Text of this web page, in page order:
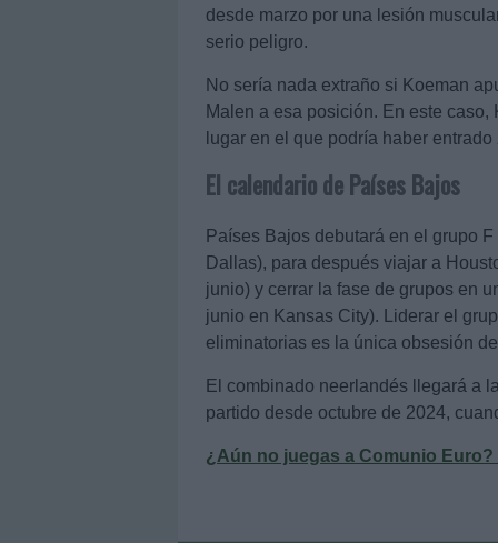
desde marzo por una lesión
serio peligro.
No sería nada extraño si Koeman
Malen a esa posición. En este
lugar en el que podría haber
El calendario de Países Bajos
Países Bajos debutará en el grupo
Dallas), para después viajar a
junio) y cerrar la fase de grupos en
junio en Kansas City). Liderar el
eliminatorias es la única obsesión
El combinado neerlandés llegará a
partido desde octubre de 2024,
¿Aún no juegas a Comunio Euro?